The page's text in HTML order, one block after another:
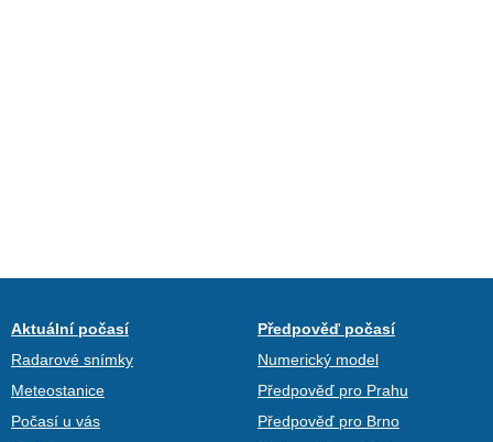
Aktuální počasí
Radarové snímky
Meteostanice
Počasí u vás
Předpověď počasí
Numerický model
Předpověď pro Prahu
Předpověď pro Brno